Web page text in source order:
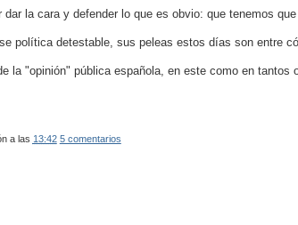
dar la cara y defender lo que es obvio: que tenemos
política detestable, sus peleas estos días son entre
la "opinión" pública española, en este como en
a las 13:42 5 comentarios